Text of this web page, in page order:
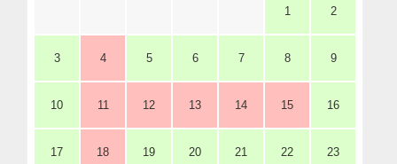
1 2
3 4 5 6 7 8 9
10 11 12 13 14 15 16
17 18 19 20 21 22 23